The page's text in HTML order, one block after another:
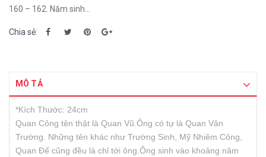
160 – 162. Năm sinh...
Chia sẻ:
MÔ TẢ
*Kích Thước: 24cm
Quan Công tên thật là Quan Vũ.Ông có tự là Quan Vân
Trường. Những tên khác như Trường Sinh, Mỹ Nhiêm Công,
Quan Đế cũng đều là chỉ tới ông.Ông sinh vào khoảng năm